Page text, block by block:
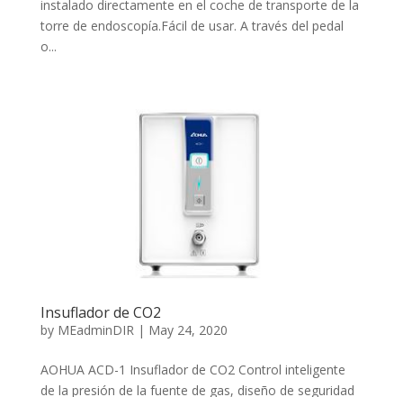
instalado directamente en el coche de transporte de la
torre de endoscopía.Fácil de usar. A través del pedal
o...
Insuflador de CO2
by MEadminDIR| May 24, 2020
AOHUA ACD-1 Insuflador de CO2 Control inteligente
de la presión de la fuente de gas, diseño de seguridad